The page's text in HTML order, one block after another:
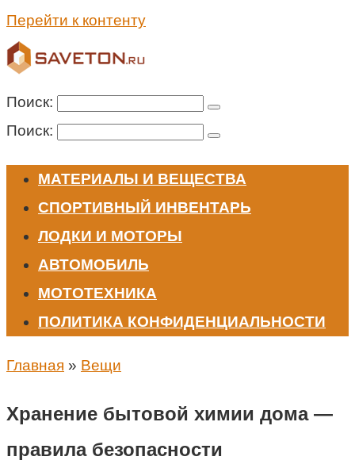
Перейти к контенту
Поиск:
Поиск:
МАТЕРИАЛЫ И ВЕЩЕСТВА
СПОРТИВНЫЙ ИНВЕНТАРЬ
ЛОДКИ И МОТОРЫ
АВТОМОБИЛЬ
МОТОТЕХНИКА
ПОЛИТИКА КОНФИДЕНЦИАЛЬНОСТИ
Главная » Вещи
Хранение бытовой химии дома —
правила безопасности